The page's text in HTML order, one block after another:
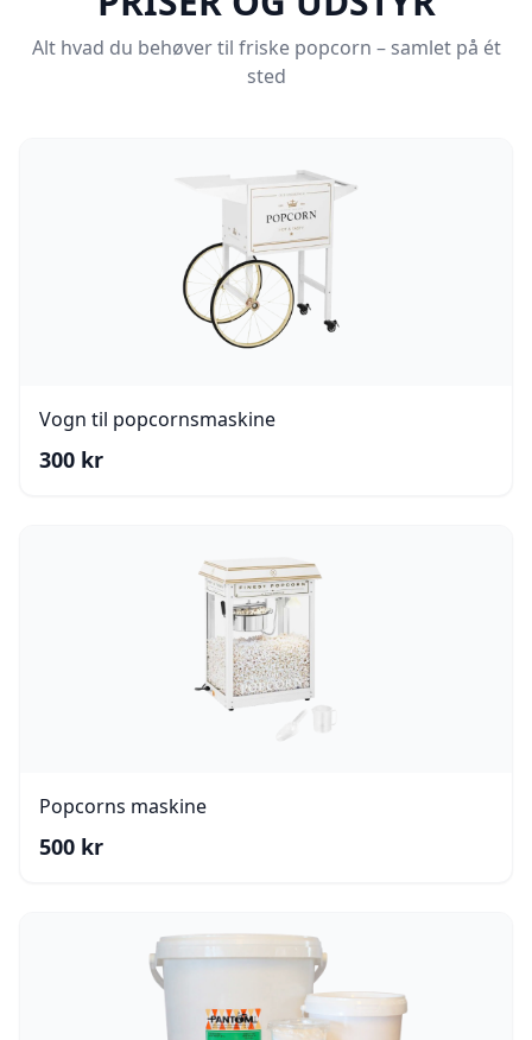
Alt hvad du behøver til friske popcorn – samlet på ét
sted
Vogn til popcornsmaskine
300 kr
Popcorns maskine
500 kr